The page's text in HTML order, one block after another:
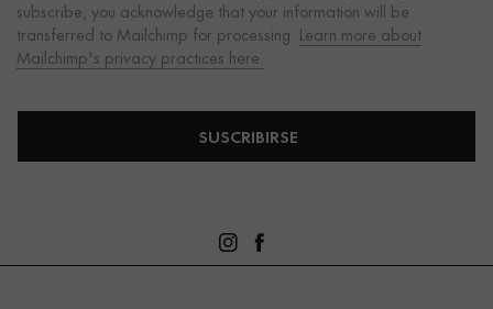
subscribe, you acknowledge that your information will be
transferred to Mailchimp for processing. Learn more about
Mailchimp's privacy practices here.